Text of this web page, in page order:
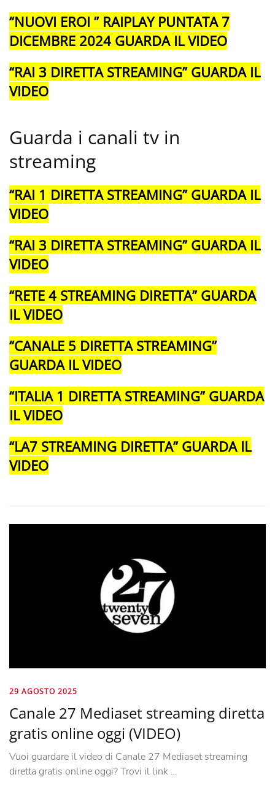
“NUOVI EROI ” RAIPLAY PUNTATA 7
DICEMBRE 2024 GUARDA IL VIDEO
“RAI 3 DIRETTA STREAMING” GUARDA IL
VIDEO
Guarda i canali tv in
streaming
“RAI 1 DIRETTA STREAMING” GUARDA IL
VIDEO
“RAI 3 DIRETTA STREAMING” GUARDA IL
VIDEO
“RETE 4 STREAMING DIRETTA” GUARDA
IL VIDEO
“CANALE 5 DIRETTA STREAMING”
GUARDA IL VIDEO
“ITALIA 1 DIRETTA STREAMING” GUARDA
IL VIDEO
“LA7 STREAMING DIRETTA” GUARDA IL
VIDEO
29 AGOSTO 2025
Canale 27 Mediaset streaming diretta
gratis online oggi (VIDEO)
Vuoi guardare il video di Canale 27 Mediaset streaming
diretta gratis online oggi? Trovi il link …